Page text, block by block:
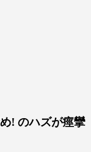
! のハズが痙攣